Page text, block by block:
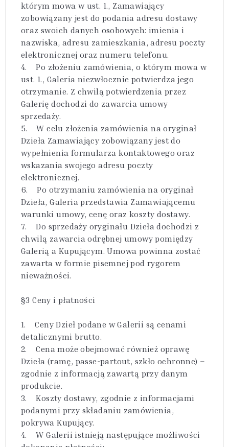
którym mowa w ust. 1., Zamawiający
zobowiązany jest do podania adresu dostawy
oraz swoich danych osobowych: imienia i
nazwiska, adresu zamieszkania, adresu poczty
elektronicznej oraz numeru telefonu.
4. Po złożeniu zamówienia, o którym mowa w
ust. 1., Galeria niezwłocznie potwierdza jego
otrzymanie. Z chwilą potwierdzenia przez
Galerię dochodzi do zawarcia umowy
sprzedaży.
5. W celu złożenia zamówienia na oryginał
Dzieła Zamawiający zobowiązany jest do
wypełnienia formularza kontaktowego oraz
wskazania swojego adresu poczty
elektronicznej.
6. Po otrzymaniu zamówienia na oryginał
Dzieła, Galeria przedstawia Zamawiającemu
warunki umowy, cenę oraz koszty dostawy.
7. Do sprzedaży oryginału Dzieła dochodzi z
chwilą zawarcia odrębnej umowy pomiędzy
Galerią a Kupującym. Umowa powinna zostać
zawarta w formie pisemnej pod rygorem
nieważności.
§3 Ceny i płatności
1. Ceny Dzieł podane w Galerii są cenami
detalicznymi brutto.
2. Cena może obejmować również oprawę
Dzieła (ramę, passe-partout, szkło ochronne) –
zgodnie z informacją zawartą przy danym
produkcie.
3. Koszty dostawy, zgodnie z informacjami
podanymi przy składaniu zamówienia,
pokrywa Kupujący.
4. W Galerii istnieją następujące możliwości